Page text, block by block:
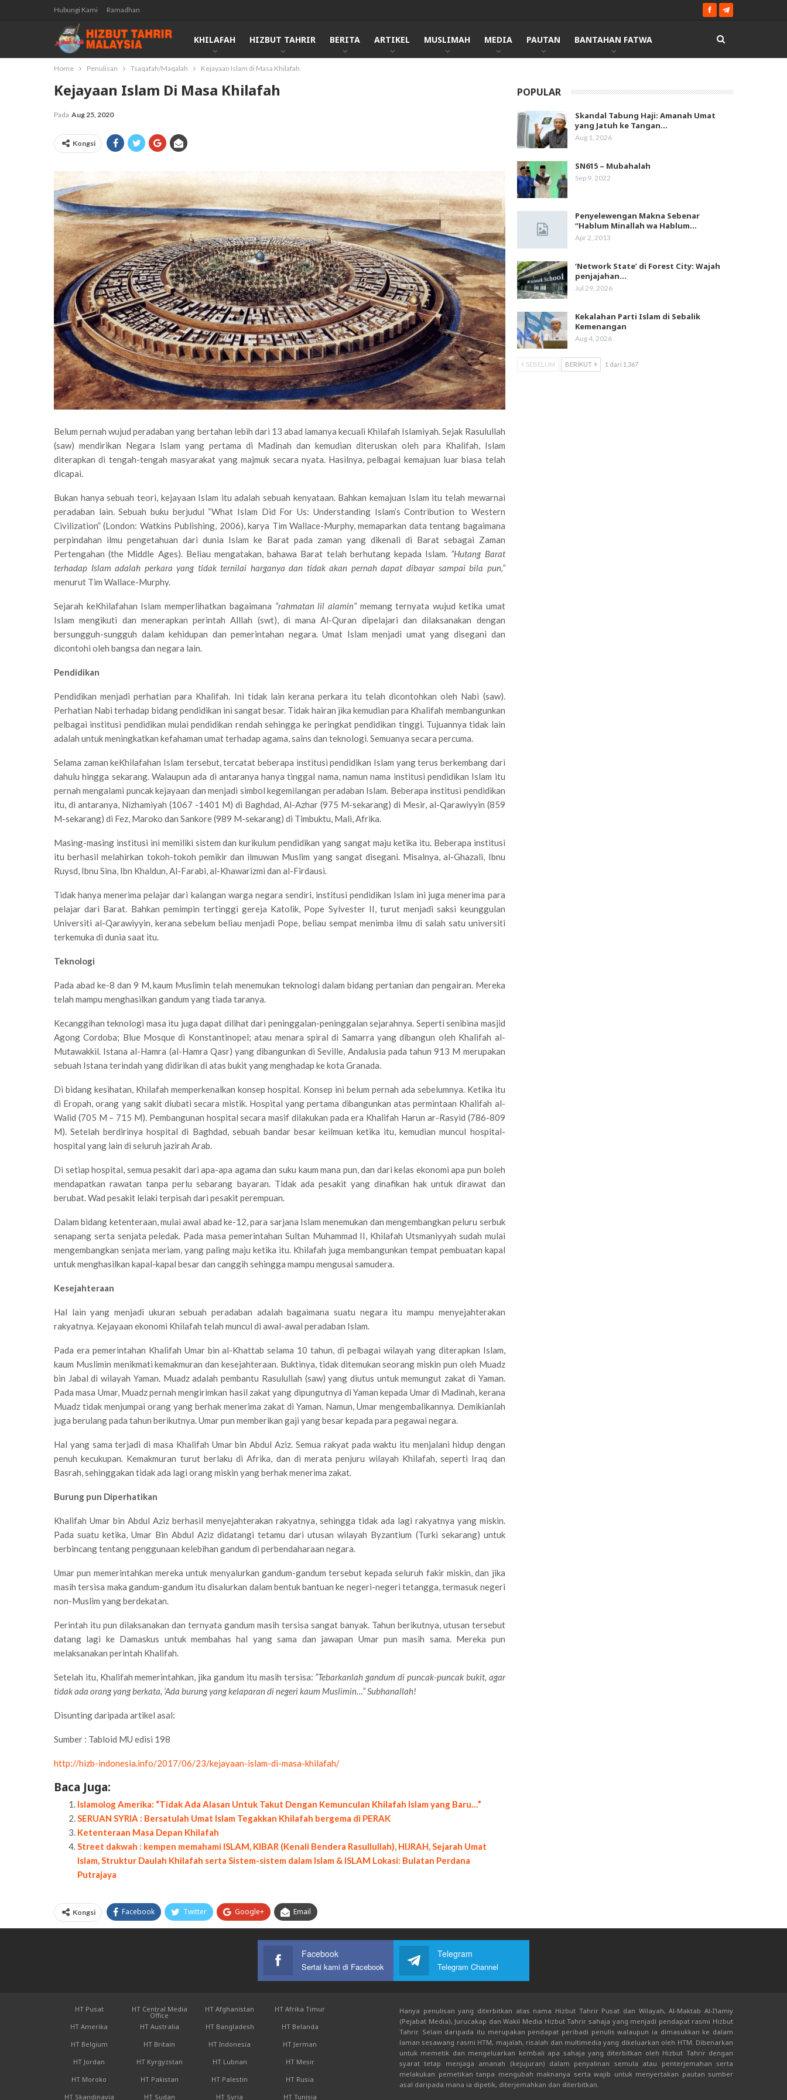
Hubungi Kami Ramadhan
KHILAFAH HIZBUT TAHRIR BERITA ARTIKEL MUSLIMAH MEDIA PAUTAN BANTAHAN FATWA
Home Penulisan Tsaqafah/Maqalah Kejayaan Islam di Masa Khilafah
Kejayaan Islam Di Masa Khilafah
Pada Aug 25, 2020
Kongsi
Belum pernah wujud peradaban yang bertahan lebih dari 13 abad lamanya kecuali Khilafah Islamiyah. Sejak Rasulullah
(saw) mendirikan Negara Islam yang pertama di Madinah dan kemudian diteruskan oleh para Khalifah, Islam
diterapkan di tengah-tengah masyarakat yang majmuk secara nyata. Hasilnya, pelbagai kemajuan luar biasa telah
dicapai.
Bukan hanya sebuah teori, kejayaan Islam itu adalah sebuah kenyataan. Bahkan kemajuan Islam itu telah mewarnai
peradaban lain. Sebuah buku berjudul “What Islam Did For Us: Understanding Islam’s Contribution to Western
Civilization” (London: Watkins Publishing, 2006), karya Tim Wallace-Murphy, memaparkan data tentang bagaimana
perpindahan ilmu pengetahuan dari dunia Islam ke Barat pada zaman yang dikenali di Barat sebagai Zaman
Pertengahan (the Middle Ages). Beliau mengatakan, bahawa Barat telah berhutang kepada Islam. ”Hutang Barat
terhadap Islam adalah perkara yang tidak ternilai harganya dan tidak akan pernah dapat dibayar sampai bila pun,”
menurut Tim Wallace-Murphy.
Sejarah keKhilafahan Islam memperlihatkan bagaimana “rahmatan lil alamin”memang ternyata wujud ketika umat
Islam mengikuti dan menerapkan perintah Alllah (swt), di mana Al-Quran dipelajari dan dilaksanakan dengan
bersungguh-sungguh dalam kehidupan dan pemerintahan negara. Umat Islam menjadi umat yang disegani dan
dicontohi oleh bangsa dan negara lain.
Pendidikan
Pendidikan menjadi perhatian para Khalifah. Ini tidak lain kerana perkara itu telah dicontohkan oleh Nabi (saw).
Perhatian Nabi terhadap bidang pendidikan ini sangat besar. Tidak hairan jika kemudian para Khalifah membangunkan
pelbagai institusi pendidikan mulai pendidikan rendah sehingga ke peringkat pendidikan tinggi. Tujuannya tidak lain
adalah untuk meningkatkan kefahaman umat terhadap agama, sains dan teknologi. Semuanya secara percuma.
Selama zaman keKhilafahan Islam tersebut, tercatat beberapa institusi pendidikan Islam yang terus berkembang dari
dahulu hingga sekarang. Walaupun ada di antaranya hanya tinggal nama, namun nama institusi pendidikan Islam itu
pernah mengalami puncak kejayaan dan menjadi simbol kegemilangan peradaban Islam. Beberapa institusi pendidikan
itu, di antaranya, Nizhamiyah (1067 -1401 M) di Baghdad, Al-Azhar (975 M-sekarang) di Mesir, al-Qarawiyyin (859
M-sekarang) di Fez, Maroko dan Sankore (989 M-sekarang) di Timbuktu, Mali, Afrika.
Masing-masing institusi ini memiliki sistem dan kurikulum pendidikan yang sangat maju ketika itu. Beberapa institusi
itu berhasil melahirkan tokoh-tokoh pemikir dan ilmuwan Muslim yang sangat disegani. Misalnya, al-Ghazali, Ibnu
Ruysd, Ibnu Sina, Ibn Khaldun, Al-Farabi, al-Khawarizmi dan al-Firdausi.
Tidak hanya menerima pelajar dari kalangan warga negara sendiri, institusi pendidikan Islam ini juga menerima para
pelajar dari Barat. Bahkan pemimpin tertinggi gereja Katolik, Pope Sylvester II, turut menjadi saksi keunggulan
Universiti al-Qarawiyyin, kerana sebelum beliau menjadi Pope, beliau sempat menimba ilmu di salah satu universiti
terkemuka di dunia saat itu.
Teknologi
Pada abad ke-8 dan 9 M, kaum Muslimin telah menemukan teknologi dalam bidang pertanian dan pengairan. Mereka
telah mampu menghasilkan gandum yang tiada taranya.
Kecanggihan teknologi masa itu juga dapat dilihat dari peninggalan-peninggalan sejarahnya. Seperti senibina masjid
Agong Cordoba; Blue Mosque di Konstantinopel; atau menara spiral di Samarra yang dibangun oleh Khalifah al-
Mutawakkil. Istana al-Hamra (al-Hamra Qasr) yang dibangunkan di Seville, Andalusia pada tahun 913 M merupakan
sebuah Istana terindah yang didirikan di atas bukit yang menghadap ke kota Granada.
Di bidang kesihatan, Khilafah memperkenalkan konsep hospital. Konsep ini belum pernah ada sebelumnya. Ketika itu
di Eropah, orang yang sakit diubati secara mistik. Hospital yang pertama dibangunkan atas permintaan Khalifah al-
Walid (705 M – 715 M). Pembangunan hospital secara masif dilakukan pada era Khalifah Harun ar-Rasyid (786-809
M). Setelah berdirinya hospital di Baghdad, sebuah bandar besar keilmuan ketika itu, kemudian muncul hospital-
hospital yang lain di seluruh jazirah Arab.
Di setiap hospital, semua pesakit dari apa-apa agama dan suku kaum mana pun, dan dari kelas ekonomi apa pun boleh
mendapatkan rawatan tanpa perlu sebarang bayaran. Tidak ada pesakit yang dinafikan hak untuk dirawat dan
berubat. Wad pesakit lelaki terpisah dari pesakit perempuan.
Dalam bidang ketenteraan, mulai awal abad ke-12, para sarjana Islam menemukan dan mengembangkan peluru serbuk
senapang serta senjata peledak. Pada masa pemerintahan Sultan Muhammad II, Khilafah Utsmaniyyah sudah mulai
mengembangkan senjata meriam, yang paling maju ketika itu. Khilafah juga membangunkan tempat pembuatan kapal
untuk menghasilkan kapal-kapal besar dan canggih sehingga mampu mengusai samudera.
Kesejahteraan
Hal lain yang menjadi ukuran sebuah peradaban adalah bagaimana suatu negara itu mampu menyejahterakan
rakyatnya. Kejayaan ekonomi Khilafah telah muncul di awal-awal peradaban Islam.
Pada era pemerintahan Khalifah Umar bin al-Khattab selama 10 tahun, di pelbagai wilayah yang diterapkan Islam,
kaum Muslimin menikmati kemakmuran dan kesejahteraan. Buktinya, tidak ditemukan seorang miskin pun oleh Muadz
bin Jabal di wilayah Yaman. Muadz adalah pembantu Rasulullah (saw) yang diutus untuk memungut zakat di Yaman.
Pada masa Umar, Muadz pernah mengirimkan hasil zakat yang dipungutnya di Yaman kepada Umar di Madinah, kerana
Muadz tidak menjumpai orang yang berhak menerima zakat di Yaman. Namun, Umar mengembalikannya. Demikianlah
juga berulang pada tahun berikutnya. Umar pun memberikan gaji yang besar kepada para pegawai negara.
Hal yang sama terjadi di masa Khalifah Umar bin Abdul Aziz. Semua rakyat pada waktu itu menjalani hidup dengan
penuh kecukupan. Kemakmuran turut berlaku di Afrika, dan di merata penjuru wilayah Khilafah, seperti Iraq dan
Basrah, sehinggakan tidak ada lagi orang miskin yang berhak menerima zakat.
Burung pun Diperhatikan
Khalifah Umar bin Abdul Aziz berhasil menyejahterakan rakyatnya, sehingga tidak ada lagi rakyatnya yang miskin.
Pada suatu ketika, Umar Bin Abdul Aziz didatangi tetamu dari utusan wilayah Byzantium (Turki sekarang) untuk
berbincang tentang penggunaan kelebihan gandum di perbendaharaan negara.
Umar pun memerintahkan mereka untuk menyalurkan gandum-gandum tersebut kepada seluruh fakir miskin, dan jika
masih tersisa maka gandum-gandum itu disalurkan dalam bentuk bantuan ke negeri-negeri tetangga, termasuk negeri
non-Muslim yang berdekatan.
Perintah itu pun dilaksanakan dan ternyata gandum masih tersisa sangat banyak. Tahun berikutnya, utusan tersebut
datang lagi ke Damaskus untuk membahas hal yang sama dan jawapan Umar pun masih sama. Mereka pun
melaksanakan perintah Khalifah.
Setelah itu, Khalifah memerintahkan, jika gandum itu masih tersisa: “Tebarkanlah gandum di puncak-puncak bukit, agar
tidak ada orang yang berkata, ‘Ada burung yang kelaparan di negeri kaum Muslimin…”Subhanallah!
Disunting daripada artikel asal:
Sumber : Tabloid MU edisi 198
http://hizb-indonesia.info/2017/06/23/kejayaan-islam-di-masa-khilafah/
Baca Juga:
Islamolog Amerika: “Tidak Ada Alasan Untuk Takut Dengan Kemunculan Khilafah Islam yang Baru…”
SERUAN SYRIA : Bersatulah Umat Islam Tegakkan Khilafah bergema di PERAK
Ketenteraan Masa Depan Khilafah
Street dakwah : kempen memahami ISLAM, KIBAR (Kenali Bendera Rasullullah), HIJRAH, Sejarah Umat
Islam, Struktur Daulah Khilafah serta Sistem-sistem dalam Islam & ISLAM Lokasi: Bulatan Perdana
Putrajaya
Kongsi Facebook Twitter Google+ Email
POPULAR
Skandal Tabung Haji: Amanah Umat
yang Jatuh ke Tangan…
Aug 1, 2026
SN615 – Mubahalah
Sep 9, 2022
Penyelewengan Makna Sebenar
“Hablum Minallah wa Hablum…
Apr 2, 2013
‘Network State’ di Forest City: Wajah
penjajahan…
Jul 29, 2026
Kekalahan Parti Islam di Sebalik
Kemenangan
Aug 4, 2026
SEBELUM BERIKUT 1 dari 1,367
Facebook
Sertai kami di Facebook
Telegram
Telegram Channel
HT Pusat HT Central Media
Office
HT Afghanistan
HT Afrika Timur
HT Amerika
HT Australia HT Bangladesh
HT Belanda
HT Belgium
HT Britain HT Indonesia
HT Jerman
HT Jordan
HT Kyrgyzstan HT Lubnan
HT Mesir
HT Moroko
HT Pakistan HT Palestin
HT Rusia
HT Skandinavia
HT Sudan HT Syria HT Tunisia
Hanya penulisan yang diterbitkan atas nama Hizbut Tahrir Pusat dan Wilayah, Al-Maktab Al-I'lamiy
(Pejabat Media), Jurucakap dan Wakil Media Hizbut Tahrir sahaja yang menjadi pendapat rasmi Hizbut
Tahrir. Selain daripada itu merupakan pendapat peribadi penulis walaupun ia dimasukkan ke dalam
laman sesawang rasmi HTM, majalah, risalah dan multimedia yang dikeluarkan oleh HTM. Dibenarkan
untuk memetik dan mengeluarkan kembali apa sahaja yang diterbitkan oleh Hizbut Tahrir dengan
syarat tetap menjaga amanah (kejujuran) dalam penyalinan semula atau penterjemahan serta
melakukan pemetikan tanpa mengubah maknanya serta wajib untuk menyertakan pautan sumber
asal daripada mana ia dipetik, diterjemahkan dan diterbitkan.